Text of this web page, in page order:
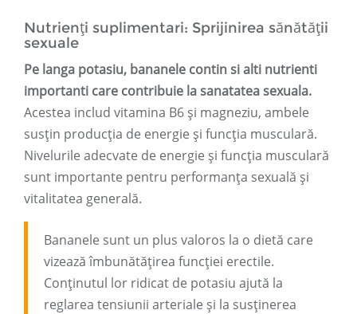
Nutrienți suplimentari: Sprijinirea sănătății
sexuale
Pe langa potasiu, bananele contin si alti nutrienti
importanti care contribuie la sanatatea sexuala.
Acestea includ vitamina B6 și magneziu, ambele
susțin producția de energie și funcția musculară.
Nivelurile adecvate de energie și funcția musculară
sunt importante pentru performanța sexuală și
vitalitatea generală.
Bananele sunt un plus valoros la o dietă care
vizează îmbunătățirea funcției erectile.
Conținutul lor ridicat de potasiu ajută la
reglarea tensiunii arteriale și la susținerea